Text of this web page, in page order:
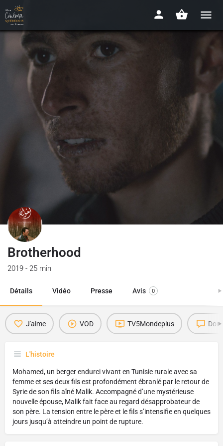
Brotherhood
2019 - 25 min
Détails Vidéo Presse Avis 0
J'aime VOD TV5Mondeplus
L'histoire
Mohamed, un berger endurci vivant en Tunisie rurale avec sa
femme et ses deux fils est profondément ébranlé par le retour de
Syrie de son fils aîné Malik. Accompagné d’une mystérieuse
nouvelle épouse, Malik fait face au regard désapprobateur de
son père. La tension entre le père et le fils s’intensifie en quelques
jours jusqu’à atteindre un point de rupture.